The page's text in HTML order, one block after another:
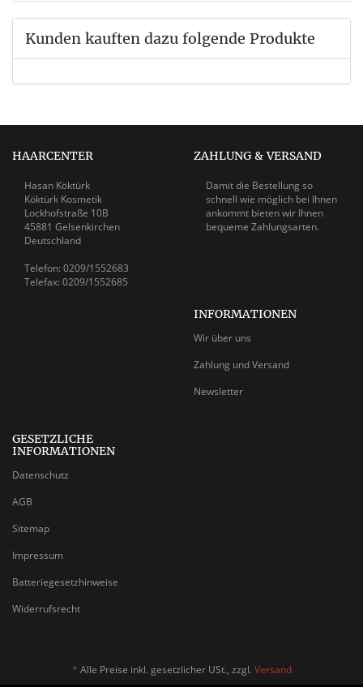
Kunden kauften dazu folgende Produkte
HAARCENTER
Hasan Köktürk
Köktürk Kosmetik
Lockhofstraße 10B
45881 Gelsenkirchen
Deutschland
Telefon: 0209/1552683
Telefax: 0209/1552685
ZAHLUNG & VERSAND
Damit die Bestellung so
schnell wie möglich bei Ihnen
ankommt bieten wir Ihnen
bequeme Zahlungsarten.
INFORMATIONEN
Wir über uns
Zahlung und Versand
Newsletter
GESETZLICHE
INFORMATIONEN
Datenschutz
AGB
Sitemap
Impressum
Batteriegesetzhinweise
Widerrufsrecht
* Alle Preise inkl. gesetzlicher USt., zzgl. Versand